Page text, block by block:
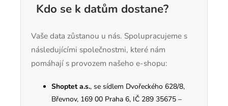
Kdo se k datům dostane?
Vaše data zůstanou u nás. Spolupracujeme s
následujícími společnostmi, které nám
pomáhají s provozem našeho e-shopu:
Shoptet a.s., se sídlem Dvořeckého 628/8,
Břevnov, 169 00 Praha 6, IČ 289 35675 –